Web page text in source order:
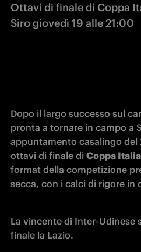
Ottavi di finale di Coppa
Siro giovedì 19 alle 21:00
Dopo il largo successo sul
pronta a tornare in campo a
appuntamento casalingo del
ottavi di finale di Coppa Italia
format della competizione
secca, con i calci di rigore in
La vincente di Inter-Udinese
finale la Lazio.